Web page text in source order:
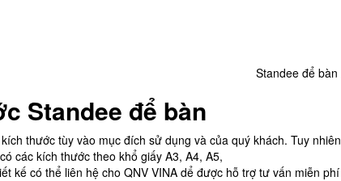
Standee để
Standee để bàn
thước tùy vào mục đích sử dụng và của quý khách. Tuy nhiên
các kích thước theo khổ giấy A3, A4, A5,
kế có thể liên hệ cho QNV VINA dể được hỗ trợ tư vấn miễn phí